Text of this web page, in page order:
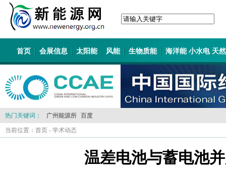
首页 会展信息 太阳能 风能 生物质能 海洋能 小水电 天
热门关键词： 广州能源所 百度
当前位置： 首页 - 学术动态
温差电池与蓄电池